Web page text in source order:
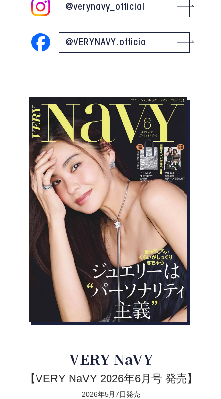
@verynavy_official
@VERYNAVY.official
VERY NaVY
【VERY NaVY 2026年6月号 発売】
2026年5月7日発売